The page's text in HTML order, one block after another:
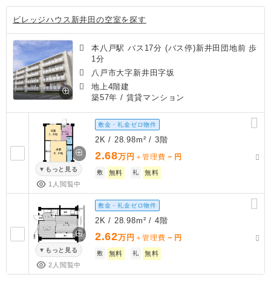
ビレッジハウス新井田の空室を探す
本八戸駅 バス17分 (バス停)新井田団地前 歩
1分
八戸市大字新井田字坂
地上4階建
築57年 / 賃貸マンション
もっと見る
1人閲覧中
敷金・礼金ゼロ物件
2K / 28.98m² / 3階
2.68万円 ＋管理費 － 円
敷 無料 礼 無料
もっと見る
2人閲覧中
敷金・礼金ゼロ物件
2K / 28.98m² / 4階
2.62万円 ＋管理費 － 円
敷 無料 礼 無料